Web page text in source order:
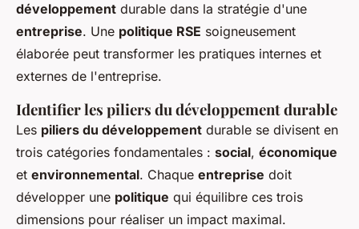
développement durable dans la stratégie d'une
entreprise. Une politique RSE soigneusement
élaborée peut transformer les pratiques internes et
externes de l'entreprise.
Identifier les piliers du développement durable
Les piliers du développement durable se divisent en
trois catégories fondamentales : social, économique
et environnemental. Chaque entreprise doit
développer une politique qui équilibre ces trois
dimensions pour réaliser un impact maximal.